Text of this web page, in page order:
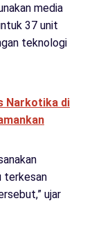
media
37 unit
teknologi
Narkotika di
terkesan
ujar